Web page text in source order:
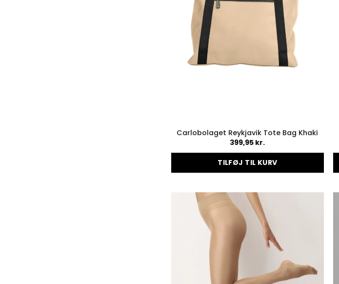
Carlobolaget Reykjavik Tote Bag Khaki
399,95 kr.
TILFØJ TIL KURV